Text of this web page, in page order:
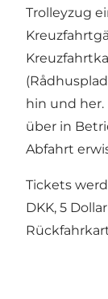
Trolleyzug
hin und her.
über in
Abfahrt
Tickets
DKK, 5